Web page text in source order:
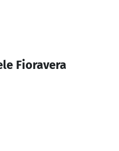
Fioravera